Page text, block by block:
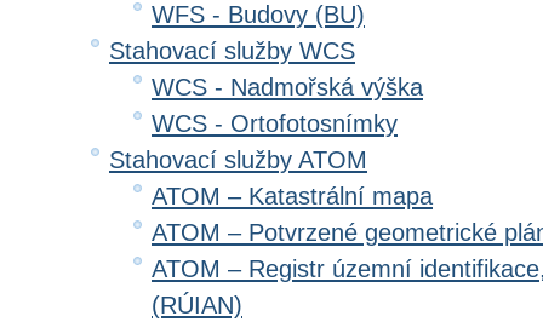
WFS - Budovy (BU)
Stahovací služby WCS
WCS - Nadmořská výška
WCS - Ortofotosnímky
Stahovací služby ATOM
ATOM – Katastrální mapa
ATOM – Potvrzené geometrické
ATOM – Registr územní
(RÚIAN)